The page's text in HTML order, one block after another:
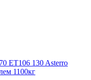
ET106 130 Asterro
1100кг